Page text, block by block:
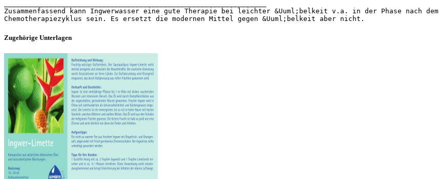
Zusammenfassend kann Ingwerwasser eine gute Therapie bei leichter &Uuml;belkeit v.a. in der Phase nach dem
Zugehörige Unterlagen